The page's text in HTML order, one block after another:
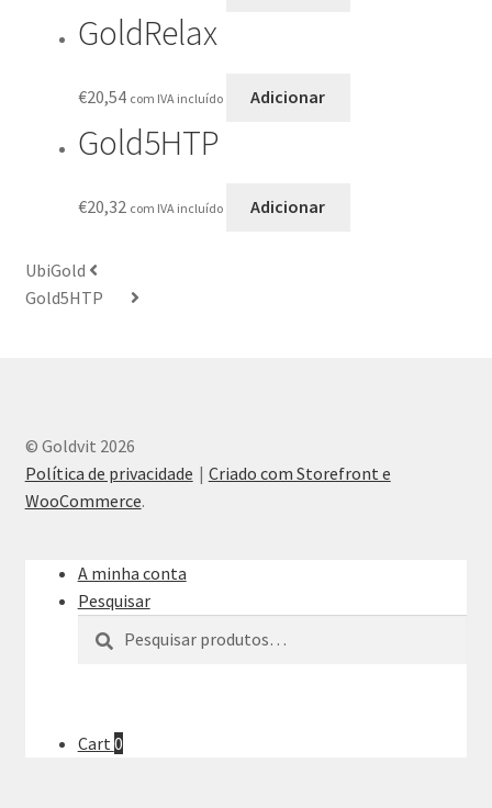
GoldRelax
€20,54 com IVA incluído Adicionar
Gold5HTP
€20,32 com IVA incluído Adicionar
UbiGold
Gold5HTP
© Goldvit 2026
Política de privacidade
Criado com Storefront e
WooCommerce.
A minha conta
Pesquisar
Pesquisar
Pesquisa
Cart 0